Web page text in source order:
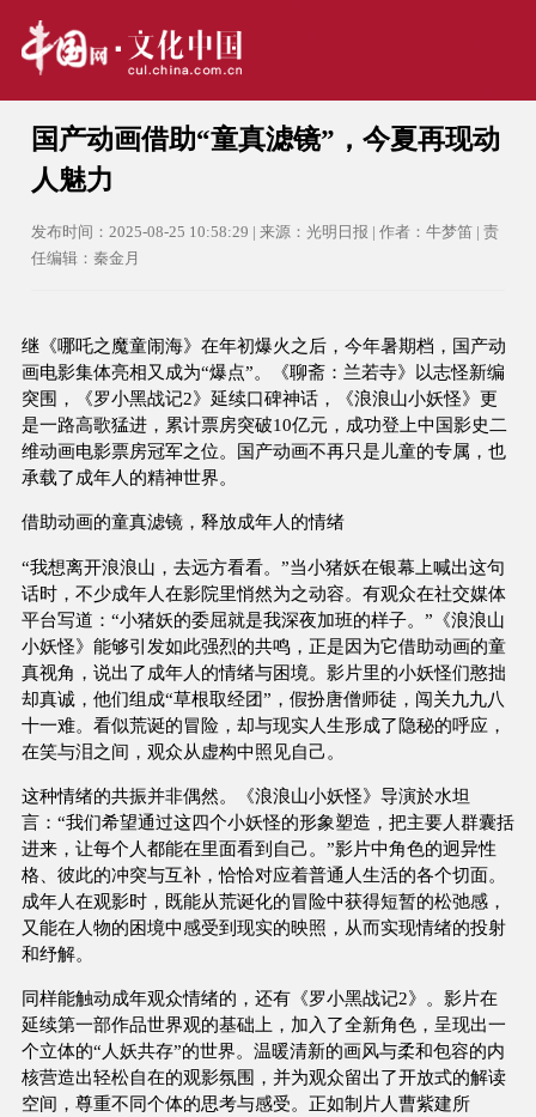
国产动画借助“童真滤镜”，今夏再现动
人魅力
发布时间：2025-08-25 10:58:29 | 来源：光明日报 | 作者：牛梦笛 | 责
任编辑：秦金月
继《哪吒之魔童闹海》在年初爆火之后，今年暑期档，国产动
画电影集体亮相又成为“爆点”。《聊斋：兰若寺》以志怪新编
突围，《罗小黑战记2》延续口碑神话，《浪浪山小妖怪》更
是一路高歌猛进，累计票房突破10亿元，成功登上中国影史二
维动画电影票房冠军之位。国产动画不再只是儿童的专属，也
承载了成年人的精神世界。
借助动画的童真滤镜，释放成年人的情绪
“我想离开浪浪山，去远方看看。”当小猪妖在银幕上喊出这句
话时，不少成年人在影院里悄然为之动容。有观众在社交媒体
平台写道：“小猪妖的委屈就是我深夜加班的样子。”《浪浪山
小妖怪》能够引发如此强烈的共鸣，正是因为它借助动画的童
真视角，说出了成年人的情绪与困境。影片里的小妖怪们憨拙
却真诚，他们组成“草根取经团”，假扮唐僧师徒，闯关九九八
十一难。看似荒诞的冒险，却与现实人生形成了隐秘的呼应，
在笑与泪之间，观众从虚构中照见自己。
这种情绪的共振并非偶然。《浪浪山小妖怪》导演於水坦
言：“我们希望通过这四个小妖怪的形象塑造，把主要人群囊括
进来，让每个人都能在里面看到自己。”影片中角色的迥异性
格、彼此的冲突与互补，恰恰对应着普通人生活的各个切面。
成年人在观影时，既能从荒诞化的冒险中获得短暂的松弛感，
又能在人物的困境中感受到现实的映照，从而实现情绪的投射
和纾解。
同样能触动成年观众情绪的，还有《罗小黑战记2》。影片在
延续第一部作品世界观的基础上，加入了全新角色，呈现出一
个立体的“人妖共存”的世界。温暖清新的画风与柔和包容的内
核营造出轻松自在的观影氛围，并为观众留出了开放式的解读
空间，尊重不同个体的思考与感受。正如制片人曹紫建所